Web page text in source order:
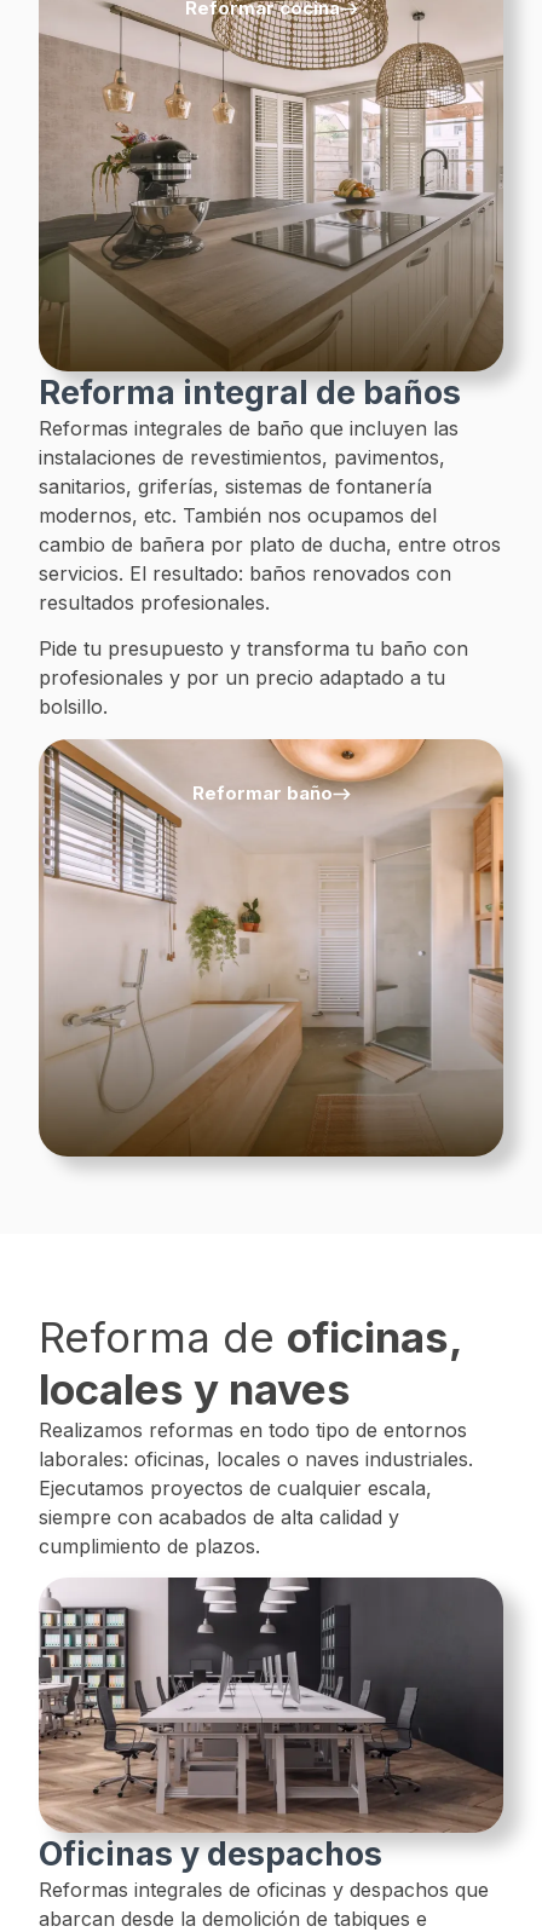
Reformar cocina
Reforma integral de baños
Reformas integrales de baño que incluyen las
instalaciones de revestimientos, pavimentos,
sanitarios, griferías, sistemas de fontanería
modernos, etc. También nos ocupamos del
cambio de bañera por plato de ducha, entre otros
servicios. El resultado: baños renovados con
resultados profesionales.
Pide tu presupuesto y transforma tu baño con
profesionales y por un precio adaptado a tu
bolsillo.
Reformar baño
Reforma de oficinas,
locales y naves
Realizamos reformas en todo tipo de entornos
laborales: oficinas, locales o naves industriales.
Ejecutamos proyectos de cualquier escala,
siempre con acabados de alta calidad y
cumplimiento de plazos.
Oficinas y despachos
Reformas integrales de oficinas y despachos que
abarcan desde la demolición de tabiques e